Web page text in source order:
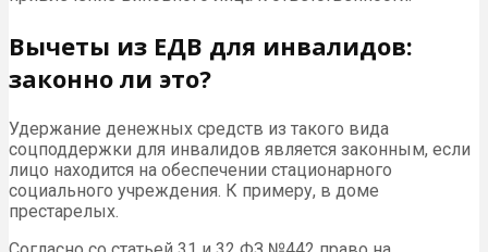
Вычеты из ЕДВ для инвалидов:
законно ли это?
Удержание денежных средств из такого вида
соцподдержки для инвалидов является законным, если
лицо находится на обеспечении стационарного
социального учреждения. К примеру, в доме
престарелых.